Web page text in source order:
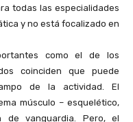
todas las especialidades
y no está focalizado en
como el de los
coinciden que puede
de la actividad. El
músculo – esquelético,
de vanguardia. Pero, el